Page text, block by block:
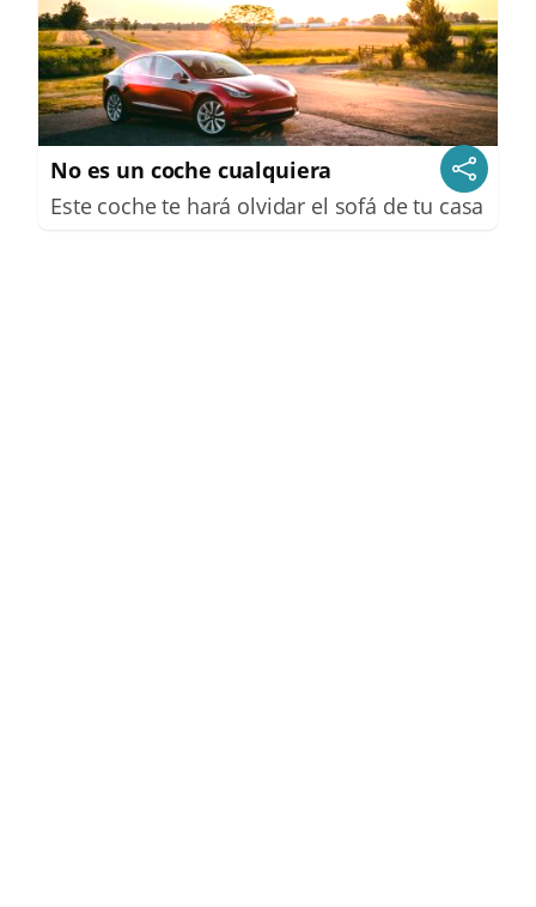
No es un coche cualquiera
Este coche te hará olvidar el sofá de tu casa